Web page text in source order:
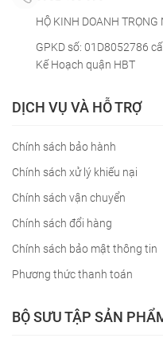
HỘ KINH DOANH TRỌNG
GPKD số: 01D8052786
Kế Hoạch quận HBT
DỊCH VỤ VÀ HỖ TRỢ
Chính sách bảo hành
Chính sách xử lý khiếu nại
Chính sách vận chuyển
Chính sách đổi hàng
Chính sách bảo mật thông tin
Phương thức thanh toán
BỘ SƯU TẬP SẢN